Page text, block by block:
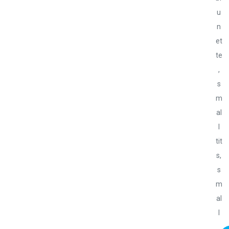
u
n
et
te
,
s
m
al
tit
s,
s
m
al